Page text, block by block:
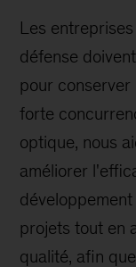
Les
défense
pour conserver
forte
optique, nous
améliorer
projets tout en
qualité, afin